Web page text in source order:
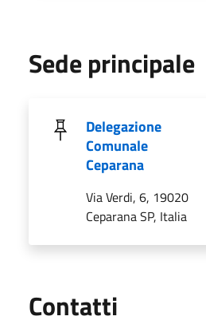
Sede principale
Delegazione
Comunale
Ceparana
Via Verdi, 6, 19020
Ceparana SP, Italia
Contatti